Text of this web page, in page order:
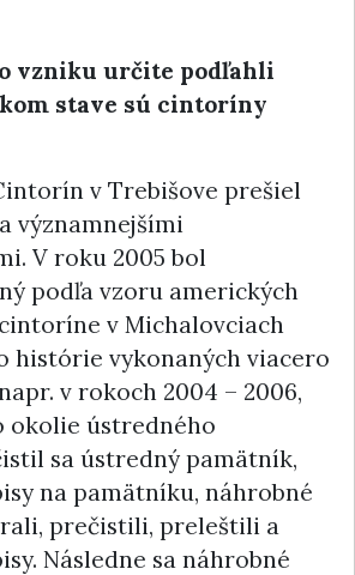
vzniku určite podľahli
stave sú cintoríny
v Trebišove prešiel
významnejšími
V roku 2005 bol
podľa vzoru amerických
v Michalovciach
histórie vykonaných viacero
v rokoch 2004 – 2006,
okolie ústredného
sa ústredný pamätník,
na pamätníku, náhrobné
prečistili, preleštili a
Následne sa náhrobné